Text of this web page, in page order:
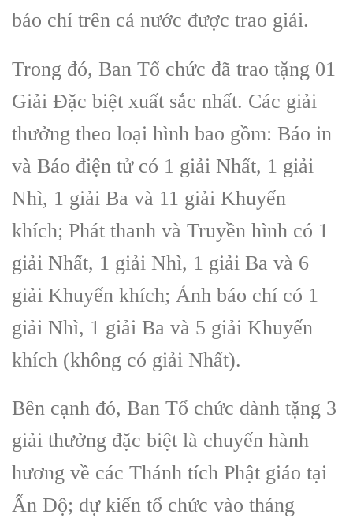
báo chí trên cả nước được trao giải.
Trong đó, Ban Tổ chức đã trao tặng 01
Giải Đặc biệt xuất sắc nhất. Các giải
thưởng theo loại hình bao gồm: Báo in
và Báo điện tử có 1 giải Nhất, 1 giải
Nhì, 1 giải Ba và 11 giải Khuyến
khích; Phát thanh và Truyền hình có 1
giải Nhất, 1 giải Nhì, 1 giải Ba và 6
giải Khuyến khích; Ảnh báo chí có 1
giải Nhì, 1 giải Ba và 5 giải Khuyến
khích (không có giải Nhất).
Bên cạnh đó, Ban Tổ chức dành tặng 3
giải thưởng đặc biệt là chuyến hành
hương về các Thánh tích Phật giáo tại
Ấn Độ; dự kiến tổ chức vào tháng